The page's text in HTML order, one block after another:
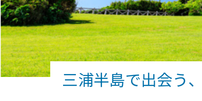
三浦半島で出会う